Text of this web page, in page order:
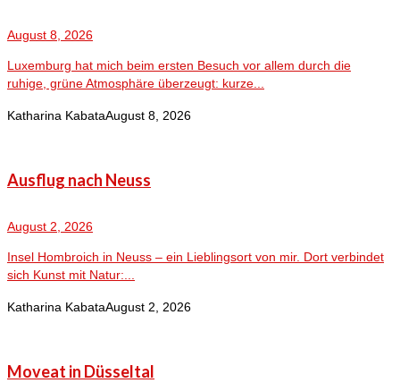
August 8, 2026
Luxemburg hat mich beim ersten Besuch vor allem durch die
ruhige, grüne Atmosphäre überzeugt: kurze...
Katharina KabataAugust 8, 2026
Ausflug nach Neuss
August 2, 2026
Insel Hombroich in Neuss – ein Lieblingsort von mir. Dort verbindet
sich Kunst mit Natur:...
Katharina KabataAugust 2, 2026
Moveat in Düsseltal